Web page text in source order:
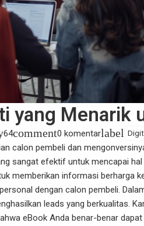
yang Menarik
64comment0 komentarlabel
calon pembeli dan
sangat efektif untuk mencapai
memberikan informasi berharga
dengan calon pembeli.
leads yang berkualitas.
eBook Anda benar-benar